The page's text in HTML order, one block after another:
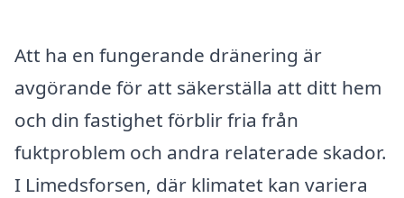
Att ha en fungerande dränering är
avgörande för att säkerställa att ditt hem
och din fastighet förblir fria från
fuktproblem och andra relaterade skador.
I Limedsforsen, där klimatet kan variera